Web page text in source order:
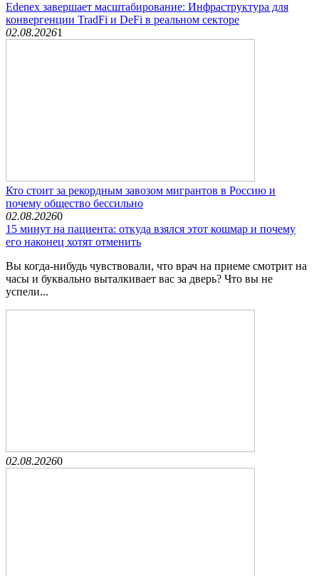
Edenex завершает масштабирование: Инфраструктура для
конвергенции TradFi и DeFi в реальном секторе
02.08.20261
Кто стоит за рекордным завозом мигрантов в Россию и
почему общество бессильно
02.08.20260
15 минут на пациента: откуда взялся этот кошмар и почему
его наконец хотят отменить
Вы когда-нибудь чувствовали, что врач на приеме смотрит на
часы и буквально выталкивает вас за дверь? Что вы не
успели...
02.08.20260